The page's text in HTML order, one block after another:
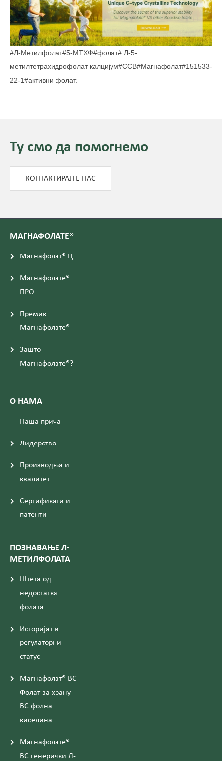
#Л-Метилфолат#5-МТХФ#фолат# Л-5-
метилтетрахидрофолат калцијум#ССВ#Магнафолат#151533-
22-1#активни фолат.
Ту смо да помогнемо
КОНТАКТИРАЈТЕ НАС
МАГНАФОЛАТЕ®
Магнафолат® Ц
Магнафолате®
ПРО
Премик
Магнафолате®
Зашто
Магнафолате®?
О НАМА
Наша прича
Лидерство
Производња и
квалитет
Сертификати и
патенти
ПОЗНАВАЊЕ Л-
МЕТИЛФОЛАТА
Штета од
недостатка
фолата
Историјат и
регулаторни
статус
Магнафолат® ВС
Фолат за храну
ВС фолна
киселина
Магнафолате®
ВС генерички Л-